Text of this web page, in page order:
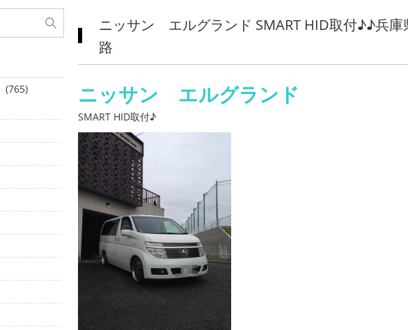
ニッサン エルグランド SMART HID取付♪♪兵庫
路
ニッサン エルグランド
SMART HID取付♪
(765)